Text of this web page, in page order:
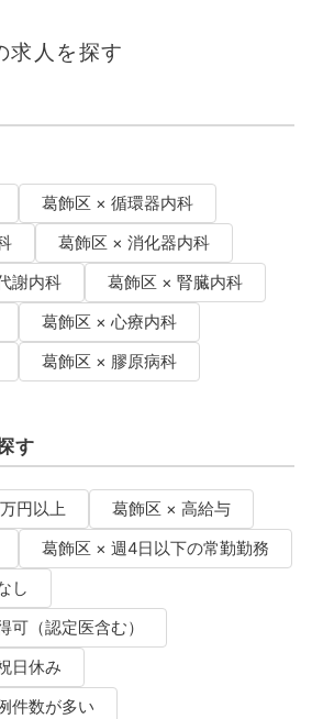
求人を探す
葛飾区 × 循環器内科
葛飾区 × 消化器内科
謝内科
葛飾区 × 腎臓内科
葛飾区 × 心療内科
葛飾区 × 膠原病科
す
円以上
葛飾区 × 高給与
葛飾区 × 週4日以下の常勤勤務
し
可（認定医含む）
日休み
件数が多い